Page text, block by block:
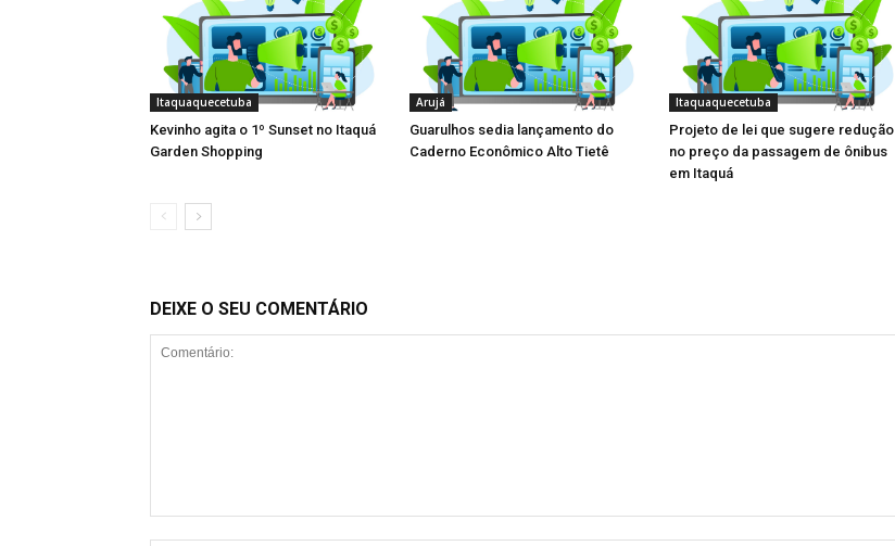
Itaquaquecetuba
Kevinho agita o 1º Sunset no Itaquá
Garden Shopping
Arujá
Guarulhos sedia lançamento do
Caderno Econômico Alto Tietê
Itaquaquecetuba
Projeto de lei que sugere redução
no preço da passagem de ônibus
em Itaquá
DEIXE O SEU COMENTÁRIO